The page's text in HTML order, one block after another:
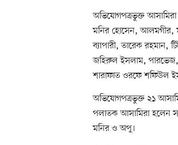
অভিযোগপত্রভুক্ত
মনির হোসেন, আলমগীর,
ব্যাপারী, তারেক
জহিরুল ইসলাম,
শারাফাত ওরফে শফিউল
অভিযোগপত্রভুক্ত ২১
পলাতক আসামিরা হলেন
মনির ও অপু।